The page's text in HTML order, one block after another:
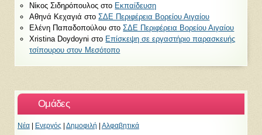
Νίκος Σιδηρόπουλος στο Εκπαίδευση
Αθηνά Κεχαγιά στοΣΔΕ Περιφέρεια Βορείου Αιγαίου
Ελένη Παπαδοπούλου στοΣΔΕ Περιφέρεια Βορείου Αιγαίου
Xristina Doydoyni στο Επίσκεψη σε εργαστήριο παρασκευής
τσίπουρου στον Μεσότοπο
Ομάδες
Νέα Ενεργός Δημοφιλή Αλφαβητικά